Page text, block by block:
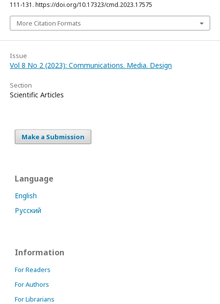
111-131. https://doi.org/10.17323/cmd.2023.17575
More Citation Formats
Issue
Vol 8 No 2 (2023): Communications. Media. Design
Section
Scientific Articles
Make a Submission
Language
English
Русский
Information
For Readers
For Authors
For Librarians